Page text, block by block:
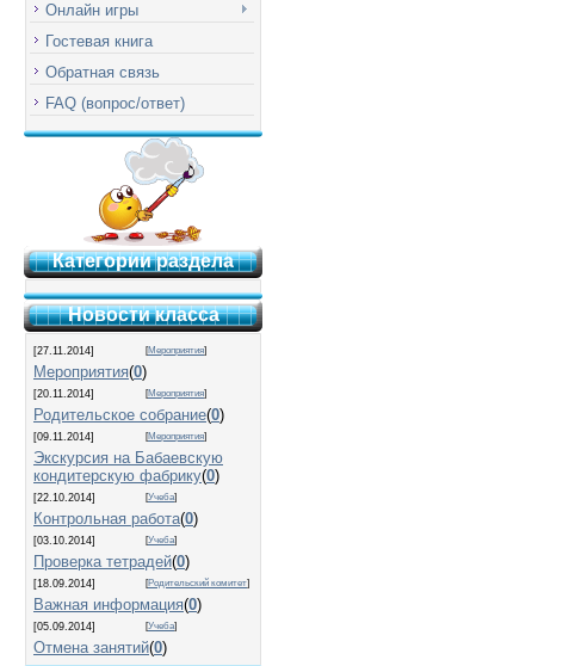
Онлайн игры
Гостевая книга
Обратная связь
FAQ (вопрос/ответ)
Категории раздела
Новости класса
[27.11.2014] [Мероприятия]
Мероприятия(0)
[20.11.2014] [Мероприятия]
Родительское собрание(0)
[09.11.2014] [Мероприятия]
Экскурсия на Бабаевскую
кондитерскую фабрику(0)
[22.10.2014] [Учеба]
Контрольная работа(0)
[03.10.2014] [Учеба]
Проверка тетрадей(0)
[18.09.2014] [Родительский комитет]
Важная информация(0)
[05.09.2014] [Учеба]
Отмена занятий(0)